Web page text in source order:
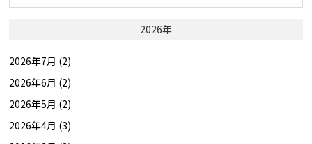
2026年
2026年7月 (2)
2026年6月 (2)
2026年5月 (2)
2026年4月 (3)